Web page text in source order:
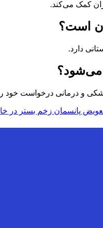
کمک می‌کند.
است؟
دارد.
می‌شود؟
و درمانی درخواست خود
پانسمان زخم بستر در